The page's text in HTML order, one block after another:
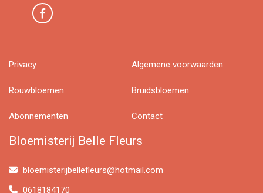
Privacy Algemene voorwaarden
Rouwbloemen Bruidsbloemen
Abonnementen Contact
Bloemisterij Belle Fleurs
bloemisterijbellefleurs@hotmail.com
0618184170